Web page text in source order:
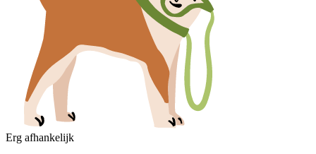
Erg afhankelijk